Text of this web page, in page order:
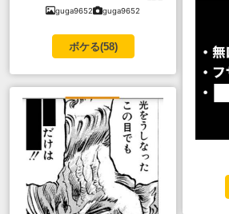
guga9652 guga9652
ボケる(58)